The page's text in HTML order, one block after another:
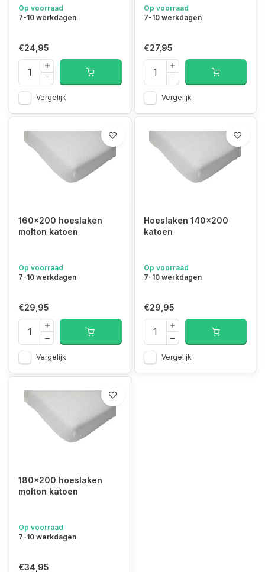
Op voorraad
7-10 werkdagen
€24,95
Vergelijk
Op voorraad
7-10 werkdagen
€27,95
Vergelijk
160x200 hoeslaken
molton katoen
Op voorraad
7-10 werkdagen
€29,95
Vergelijk
Hoeslaken 140x200
katoen
Op voorraad
7-10 werkdagen
€29,95
Vergelijk
180x200 hoeslaken
molton katoen
Op voorraad
7-10 werkdagen
€34,95